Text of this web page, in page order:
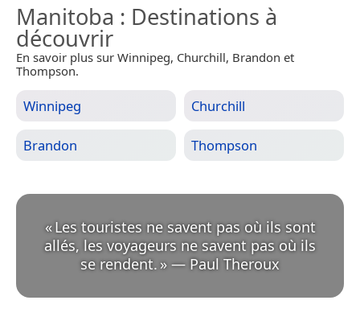
Manitoba : Destinations à
découvrir
En savoir plus sur Winnipeg, Churchill, Brandon et
Thompson.
Winnipeg Churchill
Brandon Thompson
«Les touristes ne savent pas où ils sont
allés, les voyageurs ne savent pas où ils
se rendent. » — Paul Theroux